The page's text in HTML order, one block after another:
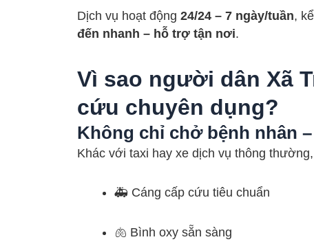
Dịch vụ hoạt động 24/24 – 7 ngày/tuần,
đến nhanh – hỗ trợ tận nơi.
Vì sao người dân Xã
cứu chuyên dụng?
Không chỉ chở bệnh nhân
Khác với taxi hay xe dịch vụ thông thường,
🚑 Cáng cấp cứu tiêu chuẩn
🫁 Bình oxy sẵn sàng